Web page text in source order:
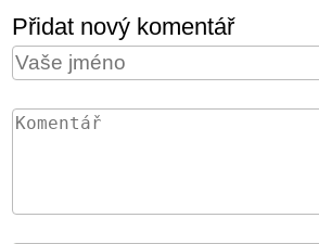
Přidat nový komentář